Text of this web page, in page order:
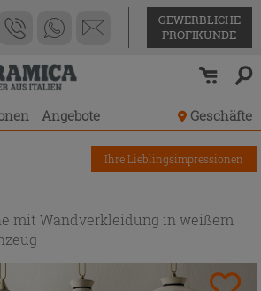
GEWERBLICHE
PROFIKUNDE
Angebote Geschäfte
Ihre Lieblingsimpressionen
mit Wandverkleidung in weißem